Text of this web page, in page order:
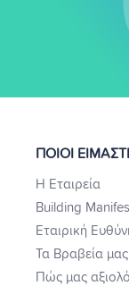
ΠΟΙΟΙ
Η Εταιρεία
Building
Εταιρική
Τα Βραβεία μας
Πώς μας